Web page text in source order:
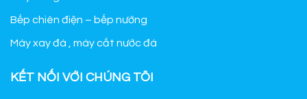
Bếp chiên điện – bếp nướng
Máy xay đá , máy cắt nước đá
KẾT NỐI VỚI CHÚNG TÔI